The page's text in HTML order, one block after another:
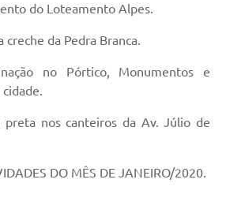
para Aplicativos de Escritório
do Loteamento Alpes.
da Pedra Branca.
no Pórtico, Monumentos e
preta nos canteiros da Av. Júlio de
DO MÊS DE JANEIRO/2020.